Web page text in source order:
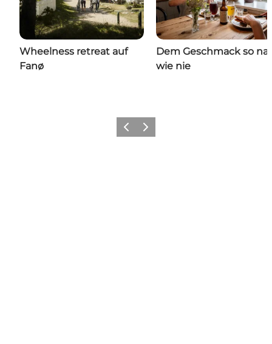
Wheelness retreat auf
Fanø
Dem Geschmack so
wie nie
ZurückWeiter